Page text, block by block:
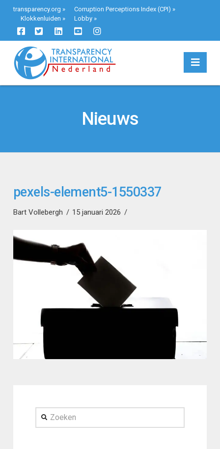
transparency.org » Corruption Perceptions Index (CPI) »
Klokkenluiden » Lobby»
Nieuws
pexels-element5-1550337
Bart Vollebergh 15 januari 2026
Zoeken